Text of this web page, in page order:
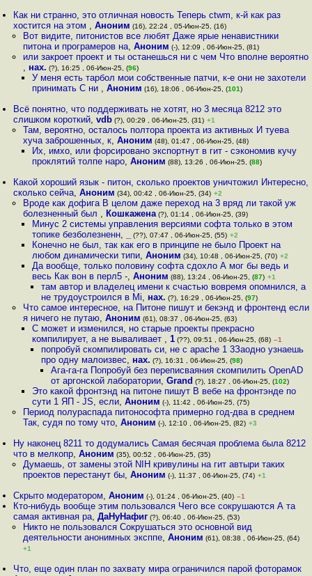
Как ни странно, это отличная новость Теперь ctwm, к-й как раз
хостится на этом ,Аноним (16), 22:24 , 05-Июн-25, (16)
Вот видите, питонистов все любят Даже ярые ненавистники
питона и програмеров на, Аноним (-), 12:09 , 06-Июн-25, (81)
или закроет проект и ты останешься ни с чем Что вполне вероятно
, нах. (?), 16:25 , 06-Июн-25, (96)
У меня есть тарбол мои собственные патчи, к-е они не захотели
принимать С ни , Аноним (16), 18:06 , 06-Июн-25, (101)
Всё понятно, что поддерживать не хотят, но 3 месяца 8212 это
слишком короткий,vdb (?), 00:29 , 06-Июн-25, (31) +1
Там, вероятно, осталось полтора проекта из активных И туева
хуча заброшенных, к, Аноним (48), 01:47 , 06-Июн-25, (48)
Их, имхо, или форсировано экспортнут в гит - сэкономив кучу
проклятий толпе наро, Аноним (88), 13:26 , 06-Июн-25, (88)
Какой хороший язык - питон, сколько проектов уничтожил Интересно,
сколько сейча,Аноним (34), 00:42 , 06-Июн-25, (34) +2
Вроде как дофига В целом даже переход на 3 вряд ли такой уж
болезненный был , Кошкажена(?), 01:14 , 06-Июн-25, (39)
Минус 2 системы управления версиями софта только в этом
топике безболезненн, (??), 07:47 , 06-Июн-25, (55) +2
Конечно не был, так как его в принципе не было Проект на
любом динамически типи, Аноним (34), 10:48 , 06-Июн-25, (70) +2
Да вообще, только половину софта сдохло А мог бы ведь и
весь Как вон в перл5 -, Аноним (88), 13:24 , 06-Июн-25, (87) +1
там автор и владелец имени к счастью вовремя опомнился, а
не трудоустроился в Mi, нах. (?), 16:29 , 06-Июн-25, (97)
Что самое интересное, на Питоне пишут и бекэнд и фронтенд если
я ничего не путаю, Аноним (61), 08:37 , 06-Июн-25, (63)
С может и изменился, но старые проекты прекрасно
компилирует, а не вываливает , 1(??), 09:51 , 06-Июн-25, (68) –1
попробуй скомпилировать си, не с apache 1 3Заодно узнаешь
про одну малоизвес, нах. (?), 16:31 , 06-Июн-25, (98)
Ага-га-га Попробуй без переписваяния скомпилить OpenAD
от аргонской лаборатории, Grand (?), 18:27 , 06-Июн-25, (102)
Это какой фронтэнд на питоне пишут В вебе на фронтэнде по
сути 1 ЯП - JS, если, Аноним (-), 11:42 , 06-Июн-25, (75)
Период полураспада питонософта примерно год-два в среднем
Так, судя по тому что, Аноним (-), 12:10 , 06-Июн-25, (82) +3
Ну наконец 8211 то додумались Самая бесячая проблема была 8212
что в мелкопр,Аноним (35), 00:52 , 06-Июн-25, (35)
Думаешь, от замены этой NIH кривулины на гит автыри таких
проектов перестанут бы, Аноним (-), 11:37 , 06-Июн-25, (74) +1
Скрыто модератором,Аноним (-), 01:24 , 06-Июн-25, (40) –1
Кто-нибудь вообще этим пользовался Чего все сокрушаются А та
самая активная ра,ДаНуНафиг (?), 06:40 , 06-Июн-25, (53)
Никто не пользовался Сокрушаться это основной вид
деятельности анонимных эксппе, Аноним (61), 08:38 , 06-Июн-25, (64)
+1
Что, еще один план по захвату мира ограничился парой фоторамок